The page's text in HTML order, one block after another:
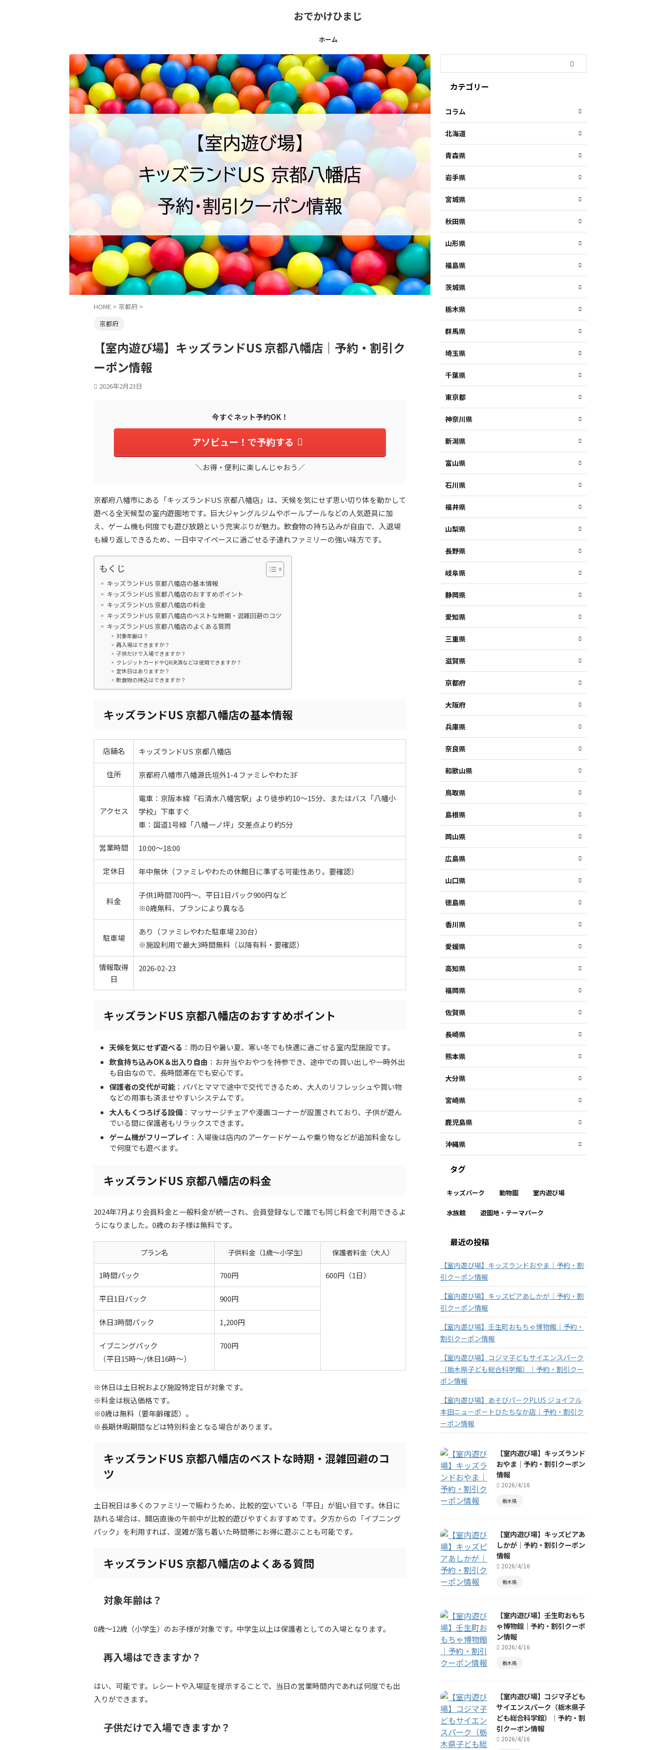
おでかけひまじ
ホーム
HOME > 京都府 >
京都府
【室内遊び場】キッズランドUS 京都八幡店｜予約・割引ク
ーポン情報
2026年2月23日
今すぐネット予約OK！
アソビュー！で予約する
＼お得・便利に楽しんじゃおう／
京都府八幡市にある「キッズランドUS 京都八幡店」は、天候を気にせず思い切り体を動かして
遊べる全天候型の室内遊園地です。巨大ジャングルジムやボールプールなどの人気遊具に加
え、ゲーム機も何度でも遊び放題という充実ぶりが魅力。飲食物の持ち込みが自由で、入退場
も繰り返しできるため、一日中マイペースに過ごせる子連れファミリーの強い味方です。
もくじ
キッズランドUS 京都八幡店の基本情報
キッズランドUS 京都八幡店のおすすめポイント
キッズランドUS 京都八幡店の料金
キッズランドUS 京都八幡店のベストな時期・混雑回避のコツ
キッズランドUS 京都八幡店のよくある質問
対象年齢は？
再入場はできますか？
子供だけで入場できますか？
クレジットカードやQR決済などは使用できますか？
定休日はありますか？
飲食物の持込はできますか？
キッズランドUS 京都八幡店の基本情報
店舗名 キッズランドUS 京都八幡店
住所 京都府八幡市八幡源氏垣外1-4 ファミレやわた3F
アクセス
電車：京阪本線「石清水八幡宮駅」より徒歩約10〜15分、またはバス「八幡小
学校」下車すぐ
車：国道1号線「八幡一ノ坪」交差点より約5分
営業時間 10:00～18:00
定休日 年中無休（ファミレやわたの休館日に準ずる可能性あり。要確認）
料金
子供1時間700円～、平日1日パック900円など
※0歳無料、プランにより異なる
駐車場
あり（ファミレやわた駐車場 230台）
※施設利用で最大3時間無料（以降有料・要確認）
情報取得
日
2026-02-23
キッズランドUS 京都八幡店のおすすめポイント
天候を気にせず遊べる ：雨の日や暑い夏、寒い冬でも快適に過ごせる室内型施設です。
飲食持ち込みOK＆出入り自由 ：お弁当やおやつを持参でき、途中での買い出しや一時外出
も自由なので、長時間滞在でも安心です。
保護者の交代が可能 ：パパとママで途中で交代できるため、大人のリフレッシュや買い物
などの用事も済ませやすいシステムです。
大人もくつろげる設備 ：マッサージチェアや漫画コーナーが設置されており、子供が遊ん
でいる間に保護者もリラックスできます。
ゲーム機がフリープレイ ：入場後は店内のアーケードゲームや乗り物などが追加料金なし
で何度でも遊べます。
キッズランドUS 京都八幡店の料金
2024年7月より会員料金と一般料金が統一され、会員登録なしで誰でも同じ料金で利用できるよ
うになりました。0歳のお子様は無料です。
プラン名 子供料金（1歳～小学生） 保護者料金（大人）
1時間パック 700円 600円（1日）
平日1日パック 900円
休日3時間パック 1,200円
イブニングパック
（平日15時～/休日16時～）
700円
※休日は土日祝および施設特定日が対象です。
※料金は税込価格です。
※0歳は無料（要年齢確認）。
※長期休暇期間などは特別料金となる場合があります。
キッズランドUS 京都八幡店のベストな時期・混雑回避のコ
ツ
土日祝日は多くのファミリーで賑わうため、比較的空いている「平日」が狙い目です。休日に
訪れる場合は、開店直後の午前中が比較的遊びやすくおすすめです。夕方からの「イブニング
パック」を利用すれば、混雑が落ち着いた時間帯にお得に遊ぶことも可能です。
キッズランドUS 京都八幡店のよくある質問
対象年齢は？
0歳～12歳（小学生）のお子様が対象です。中学生以上は保護者としての入場となります。
再入場はできますか？
はい、可能です。レシートや入場証を提示することで、当日の営業時間内であれば何度でも出
入りができます。
子供だけで入場できますか？
カテゴリー
コラム
北海道
青森県
岩手県
宮城県
秋田県
山形県
福島県
茨城県
栃木県
群馬県
埼玉県
千葉県
東京都
神奈川県
新潟県
富山県
石川県
福井県
山梨県
長野県
岐阜県
静岡県
愛知県
三重県
滋賀県
京都府
大阪府
兵庫県
奈良県
和歌山県
鳥取県
島根県
岡山県
広島県
山口県
徳島県
香川県
愛媛県
高知県
福岡県
佐賀県
長崎県
熊本県
大分県
宮崎県
鹿児島県
沖縄県
タグ
キッズパーク 動物園 室内遊び場
水族館 遊園地・テーマパーク
最近の投稿
【室内遊び場】キッズランドおやま｜予約・割
引クーポン情報
【室内遊び場】キッズピアあしかが｜予約・割
引クーポン情報
【室内遊び場】壬生町おもちゃ博物館｜予約・
割引クーポン情報
【室内遊び場】コジマ子どもサイエンスパーク
（栃木県子ども総合科学館）｜予約・割引クー
ポン情報
【室内遊び場】あそびパークPLUS ジョイフル
本田ニューポートひたちなか店｜予約・割引ク
ーポン情報
【室内遊び場】キッズランド
おやま｜予約・割引クーポン
情報
2026/4/16
栃木県
【室内遊び場】キッズピアあ
しかが｜予約・割引クーポン
情報
2026/4/16
栃木県
【室内遊び場】壬生町おもち
ゃ博物館｜予約・割引クーポ
ン情報
2026/4/16
栃木県
【室内遊び場】コジマ子ども
サイエンスパーク（栃木県子
ども総合科学館）｜予約・割
引クーポン情報
2026/4/16